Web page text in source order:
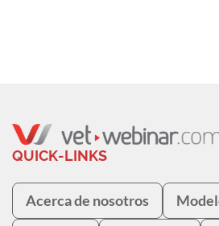
QUICK-LINKS
Acerca de nosotros